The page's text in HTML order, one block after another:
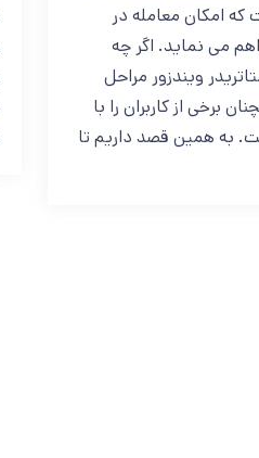
که امکان معامله در
متاتریدر 4 را فراهم می نماید. اگر چه
ویندزور مراحل
برخی از کاربران را با
به همین قصد داریم تا